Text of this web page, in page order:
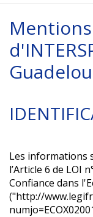
Les informations
l’Article 6 de LOI
Confiance dans
("http://